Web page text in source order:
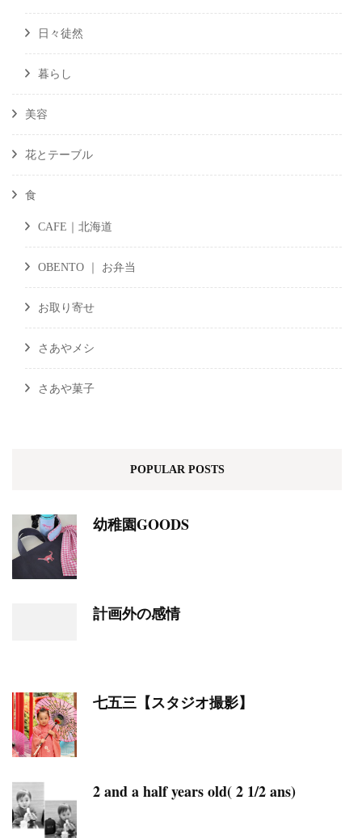
日々徒然
暮らし
美容
花とテーブル
食
CAFE｜北海道
OBENTO ｜ お弁当
お取り寄せ
さあやメシ
さあや菓子
POPULAR POSTS
幼稚園GOODS
計画外の感情
七五三【スタジオ撮影】
2 and a half years old( 2 1/2 ans)